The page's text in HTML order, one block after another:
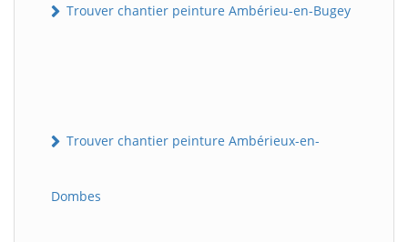
Trouver chantier peinture Ambérieu-en-Bugey
Trouver chantier peinture Ambérieux-en-
Dombes